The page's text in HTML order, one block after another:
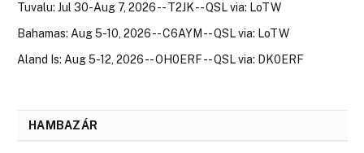
Tuvalu: Jul 30-Aug 7, 2026 -- T2JK -- QSL via: LoTW
Bahamas: Aug 5-10, 2026 -- C6AYM -- QSL via: LoTW
Aland Is: Aug 5-12, 2026 -- OH0ERF -- QSL via: DK0ERF
HAMBAZÁR